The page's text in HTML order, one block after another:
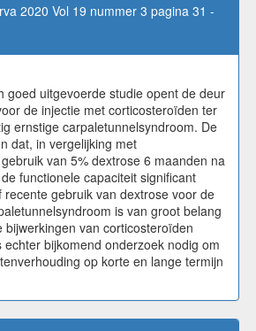
2020 Vol 19 nummer 3 pagina 31 -
goed uitgevoerde studie opent de deur
de injectie met corticosteroïden ter
ernstige carpaletunnelsyndroom. De
dat, in vergelijking met
van 5% dextrose 6 maanden na
functionele capaciteit significant
gebruik van dextrose voor de
is van groot belang
bijwerkingen van corticosteroïden
echter bijkomend onderzoek nodig om
op korte en lange termijn